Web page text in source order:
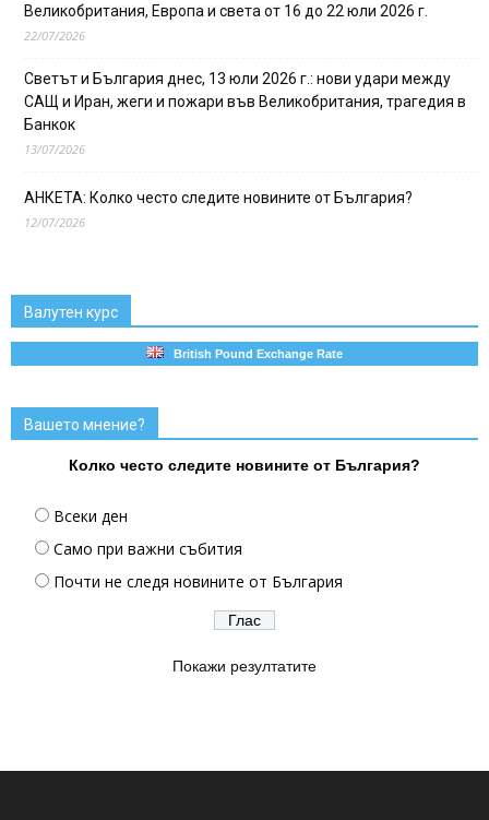
Великобритания, Европа и света от 16 до 22 юли 2026 г.
22/07/2026
Светът и България днес, 13 юли 2026 г.: нови удари между
САЩ и Иран, жеги и пожари във Великобритания, трагедия в
Банкок
13/07/2026
АНКЕТА: Колко често следите новините от България?
12/07/2026
Валутен курс
British Pound Exchange Rate
Вашето мнение?
Колко често следите новините от България?
Всеки ден
Само при важни събития
Почти не следя новините от България
Покажи резултатите